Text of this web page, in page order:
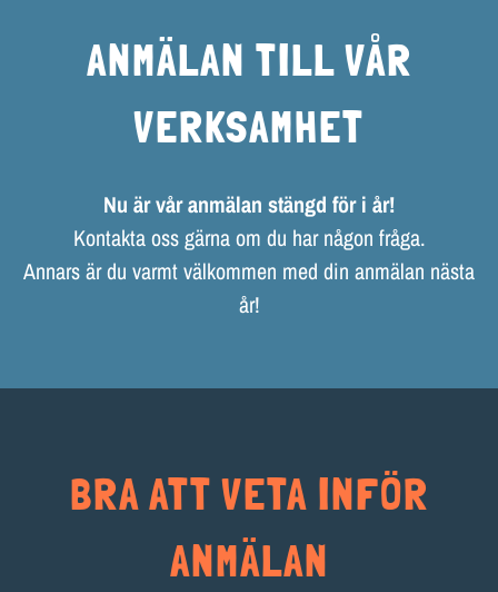
ANMÄLAN TILL VÅR
VERKSAMHET
Nu är vår anmälan stängd för i år!
Kontakta oss gärna om du har någon fråga.
Annars är du varmt välkommen med din anmälan nästa
år!
BRA ATT VETA INFÖR
ANMÄLAN